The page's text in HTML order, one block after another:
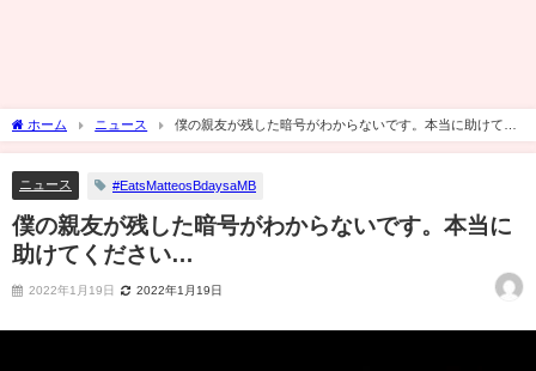
ホーム ニュース
僕の親友が残した暗号がわからないです。本当に助けてく
ださい…
ニュース #EatsMatteosBdaysaMB
僕の親友が残した暗号がわからないです。本当に
助けてください…
2022年1月19日 2022年1月19日